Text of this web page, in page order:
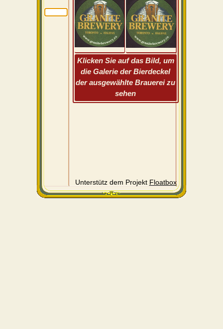
Klicken Sie auf das Bild, um
die Galerie der Bierdeckel
der ausgewählte Brauerei zu
sehen
Unterstütz dem Projekt Floatbox